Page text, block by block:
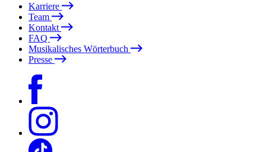
Karriere
Team
Kontakt
FAQ
Musikalisches Wörterbuch
Presse